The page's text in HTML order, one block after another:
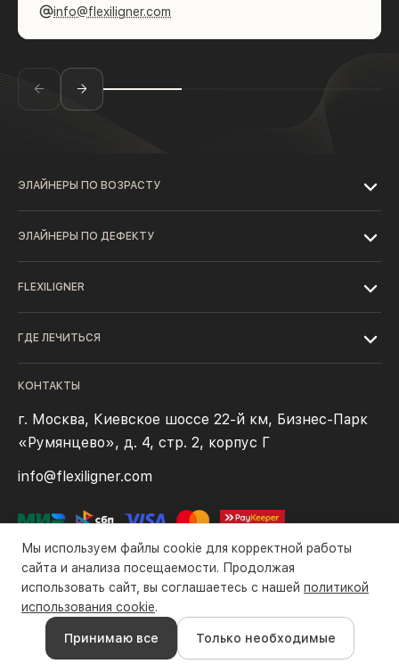
info@flexiligner.com
ЭЛАЙНЕРЫ ПО ВОЗРАСТУ
ЭЛАЙНЕРЫ ПО ДЕФЕКТУ
FLEXILIGNER
ГДЕ ЛЕЧИТЬСЯ
КОНТАКТЫ
г. Москва, Киевское шоссе 22-й км, Бизнес-Парк
«Румянцево», д. 4, стр. 2, корпус Г
info@flexiligner.com
Все права защищены компанией ООО «Флексилайнер». ©2016-
2026 гг.
Политика конфиденциальности Файлы cookie Правила оплаты
Мы используем файлы cookie для корректной работы
сайта и анализа посещаемости. Продолжая
использовать сайт, вы соглашаетесь с нашей политикой
использования cookie.
Принимаю все Только необходимые